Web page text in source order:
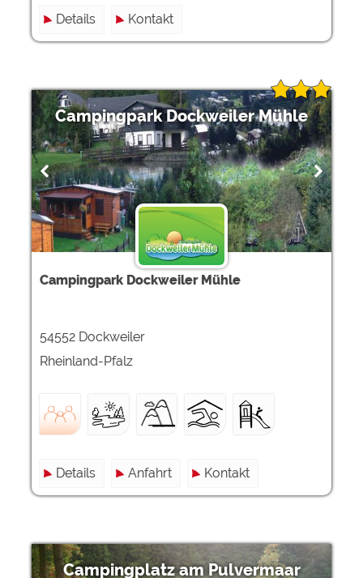
Details Kontakt
Campingpark Dockweiler Mühle
Campingpark Dockweiler Mühle
54552 Dockweiler
Rheinland-Pfalz
Details Anfahrt Kontakt
Campingplatz am Pulvermaar